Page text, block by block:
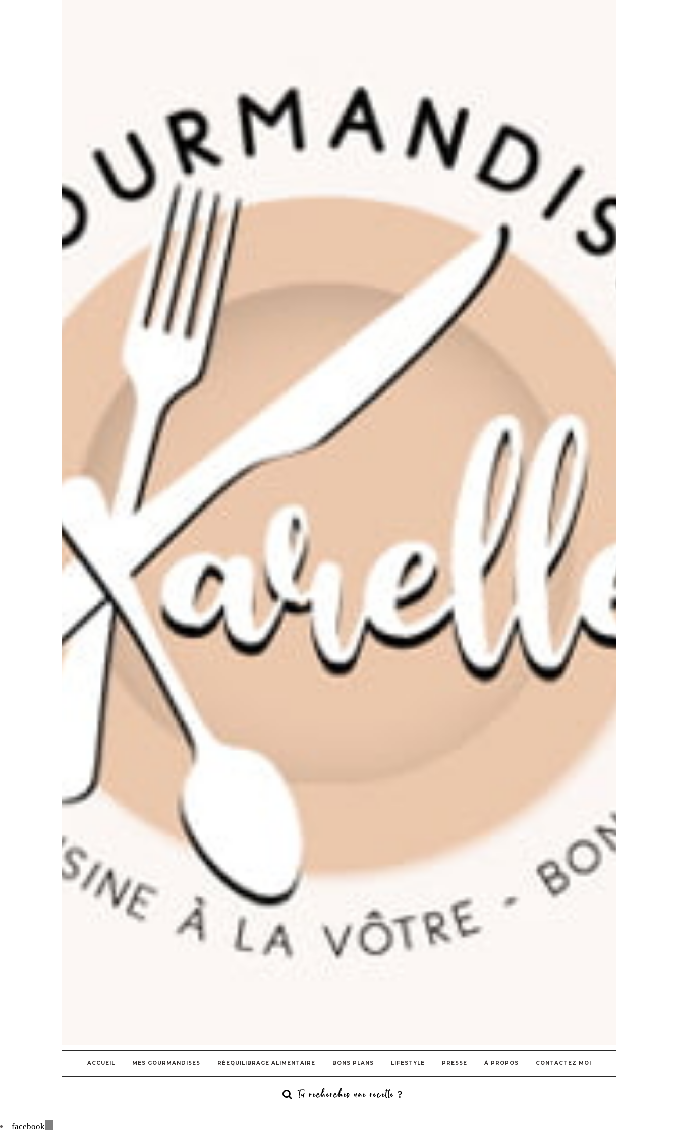
ACCUEIL MES GOURMANDISES RÉEQUILIBRAGE ALIMENTAIRE BONS PLANS LIFESTYLE PRESSE À PROPOS CONTACTEZ MOI
facebook